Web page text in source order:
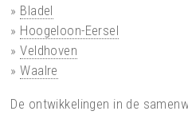
» Bladel
» Hoogeloon-Eersel
»Veldhoven
»Waalre
De ontwikkelingen in de